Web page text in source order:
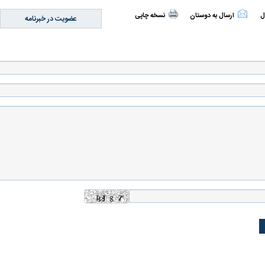
ارسال به دوستان نسخه چاپی عضویت در خبرنامه
حجازی درباره
ببینید| انیمیشن لگویی حمله به کویت با
جنگنده اف-۵
ببینید| نظر
گوگوش خبرساز